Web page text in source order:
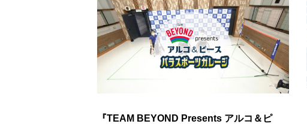
『TEAM BEYOND Presents アルコ＆ピ